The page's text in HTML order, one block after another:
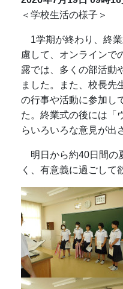
＜学校生活の様子＞
1学期が終わり、終
慮して、オンラインで
露では、多くの部活動
ました。また、校長先
の行事や活動に参加し
た。終業式の後には「
らいろいろな意見が出
明日から約40日間の
く、有意義に過ごして